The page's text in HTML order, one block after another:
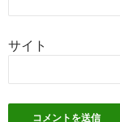
サイト